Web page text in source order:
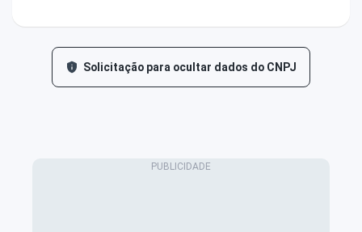
Solicitação para ocultar dados do CNPJ